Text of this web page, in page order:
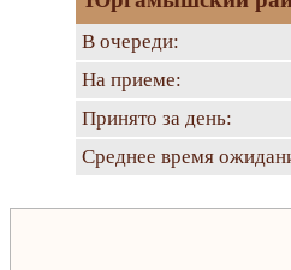
В очереди:
На приеме:
Принято за день:
Среднее время